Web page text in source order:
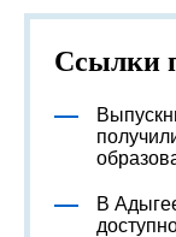
Ссылки
В